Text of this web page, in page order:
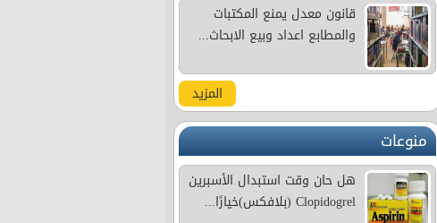
قانون معدل يمنع المكتبات
والمطابع اعداد وبيع الابحاث...
المزيد
منوعات
هل حان وقت استبدال الأسبرين
Clopidogrel (بلافكس)خيارًا...